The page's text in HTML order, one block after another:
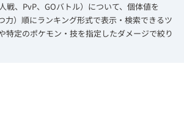
戦、PvP、GOバトル）について、個体値を
力）順にランキング形式で表示・検索できるツ
特定のポケモン・技を指定したダメージで絞り